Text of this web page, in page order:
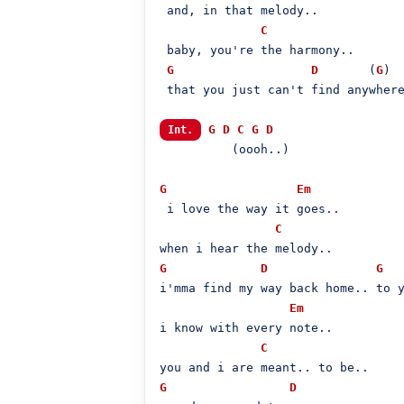
and, in that melody..
C
baby, you're the harmony..
G
D
       (
G)
that you just can't find
Int. G D C G D
          (oooh..)
G
Em
i love the way it goes..
C
G
D
G
i'mma find my way back home.. to
Em
i know with every note..
C
G
D